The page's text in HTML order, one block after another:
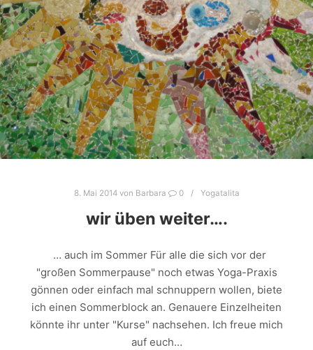
8. Mai 2014von Barbara 0 Yogatalita
wir üben weiter….
… auch im Sommer Für alle die sich vor der
"großen Sommerpause" noch etwas Yoga-Praxis
gönnen oder einfach mal schnuppern wollen, biete
ich einen Sommerblock an. Genauere Einzelheiten
könnte ihr unter "Kurse" nachsehen. Ich freue mich
auf euch…